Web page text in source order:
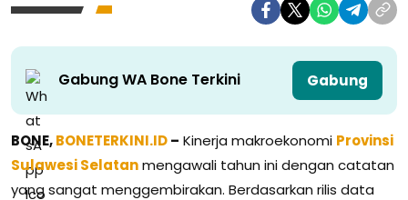
Gabung WA Bone Terkini Gabung
BONE,BONETERKINI.ID– Kinerja makroekonomi Provinsi
Sulawesi Selatanmengawali tahun ini dengan catatan
yang sangat menggembirakan. Berdasarkan rilis data